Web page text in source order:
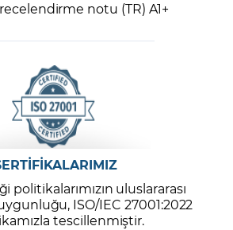
notu (TR) A1+
politikalarımızın uluslararası
ISO/IEC 27001:2022
tescillenmiştir.